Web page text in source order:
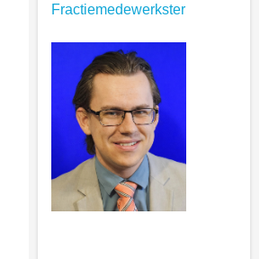
Fractiemedewerkster